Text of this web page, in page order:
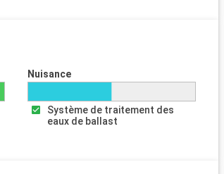
Nuisance
Système de traitement des
eaux de ballast